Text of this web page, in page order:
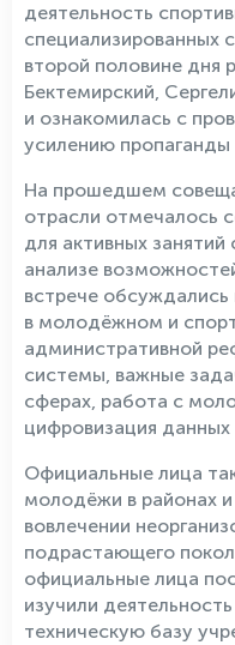
деятельность
специализированных
второй половине дня
Бектемирский,
и ознакомилась с
усилению
На прошедшем
отрасли отмечалось
для активных
анализе
встрече
в молодёжном и
административной
системы, важные
сферах, работа с
цифровизация данных
Официальные лица
молодёжи в районах
вовлечении
подрастающего
официальные лица
изучили
техническую базу